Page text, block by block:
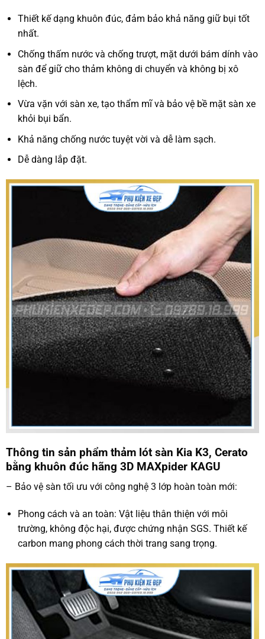
Thiết kế dạng khuôn đúc, đảm bảo khả năng giữ bụi tốt
nhất.
Chống thấm nước và chống trượt, mặt dưới bám dính vào
sàn để giữ cho thảm không di chuyển và không bị xô
lệch.
Vừa vặn với sàn xe, tạo thẩm mĩ và bảo vệ bề mặt sàn xe
khỏi bụi bẩn.
Khả năng chống nước tuyệt vời và dễ làm sạch.
Dễ dàng lắp đặt.
Thông tin sản phẩm thảm lót sàn Kia K3, Cerato
bằng khuôn đúc hãng 3D MAXpider KAGU
– Bảo vệ sàn tối ưu với công nghệ 3 lớp hoàn toàn mới:
Phong cách và an toàn: Vật liệu thân thiện với môi
trường, không độc hại, được chứng nhận SGS. Thiết kế
carbon mang phong cách thời trang sang trọng.